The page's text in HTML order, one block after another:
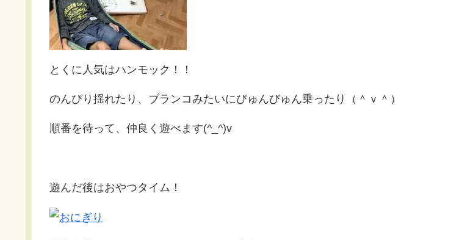
とくに人気はハンモック！！
のんびり揺れたり、ブランコみたいにびゅんびゅん乗ったり（＾ｖ＾）
順番を待って、仲良く遊べます(^_^)v
遊んだ後はおやつタイム！